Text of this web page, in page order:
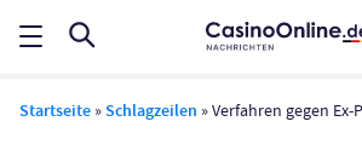
Startseite »Schlagzeilen »Verfahren gegen Ex-